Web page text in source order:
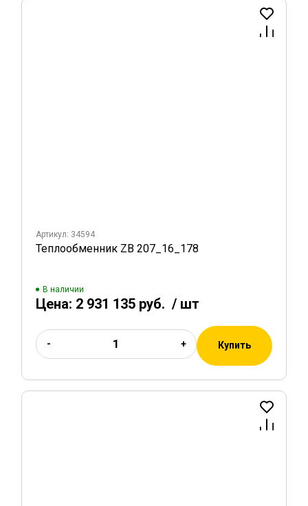
Артикул: 34594
Теплообменник ZB 207_16_178
В наличии
Цена: 2 931 135 руб. / шт
- + Купить